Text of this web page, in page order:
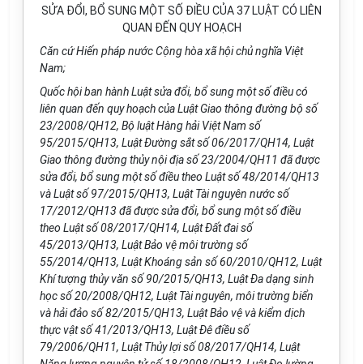
SỬA ĐỔI, BỔ SUNG MỘT SỐ ĐIỀU CỦA 37 LUẬT CÓ LIÊN
QUAN ĐẾN QUY HOẠCH
Căn cứ Hiến pháp nước Cộng hòaxã hội chủ nghĩa Việt
Nam;
Quốc hội ban hành Luật sửa đổi, bổ sung một số điều có
liên quan đến quy hoạch của Luật Giao thông đường bộ số
23/2008/QH12, Bộ luật Hàng hải Việt Nam số
95/2015/QH13, Luật Đường sắt số06/2017/QH14, Luật
Giao thông đường thủy nội địa số23/2004/QH11 đã được
sửa đổi, bổ sung một số điều theo Luật số48/2014/QH13
và Luật số 97/2015/QH13, Luật Tài nguyên nước số
17/2012/QH13 đã được sửa đổi, bổ sung một số điều
theo Luật số08/2017/QH14, Luật Đất đai số
45/2013/QH13, Luật Bảo vệ môi trường số
55/2014/QH13, Luật Khoáng sản số 60/2010/QH12, Luật
Khí tượng thủy văn số 90/2015/QH13, Luật Đa dạng sinh
học số 20/2008/QH12, Luật Tài nguyên, môi trường biển
và hải đảo số82/2015/QH13, Luật Bảo vệ và kiểm dịch
thực vật số 41/2013/QH13, Luật Đê điều số
79/2006/QH11, Luật Thủy lợi số 08/2017/QH14, Luật